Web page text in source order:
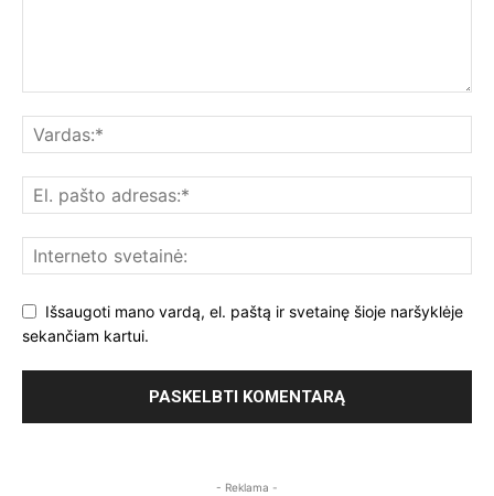
Išsaugoti mano vardą, el. paštą ir svetainę šioje naršyklėje
sekančiam kartui.
- Reklama -